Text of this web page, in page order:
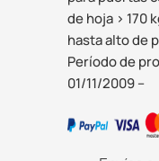
de hoja > 170
hasta alto de
Período de
01/11/2009 –